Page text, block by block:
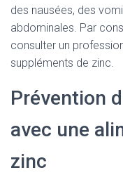
des nausées, des
abdominales. Par
consulter un
suppléments de zinc.
Prévention
avec une
zinc